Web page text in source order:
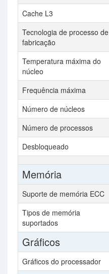
Cache L3
Tecnologia de processo de
fabricação
Temperatura máxima do
núcleo
Frequência máxima
Número de núcleos
Número de processos
Desbloqueado
Memória
Suporte de memória ECC
Tipos de memória
suportados
Gráficos
Gráficos do processador